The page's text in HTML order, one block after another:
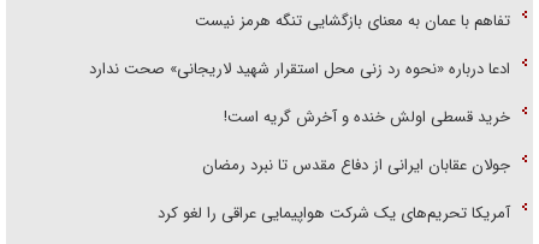
تفاهم با عمان به معنای بازگشایی تنگه هرمز نیست
ادعا درباره «نحوه رد زنی محل استقرار شهید لاریجانی» صحت ندارد
خرید قسطی اولش خنده و آخرش گریه است!
جولان عقابان ایرانی از دفاع مقدس تا نبرد رمضان
آمریکا تحریم‌های یک شرکت هواپیمایی عراقی را لغو کرد